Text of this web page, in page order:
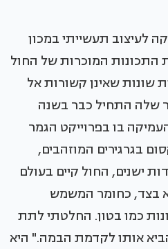
לעיצוב תעשייתי במכון
התכונות המוכרות של החול
שונות שאינן קשורות אל
שלה התחיל כבר בשנה
בו בפרוייקט הגמר
בגרגירים המוזהבים,
ישנים, החול קיים בעולם
בצד, כחומר המשמש
כמו בטון. החלטתי לתת
אותו לקדמת הבמה." היא